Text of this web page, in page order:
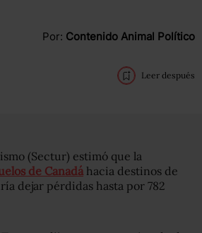
Por: Contenido Animal Político
Leer después
(Sectur) estimó que la
de Canadáhacia destinos de
dejar pérdidas hasta por 782